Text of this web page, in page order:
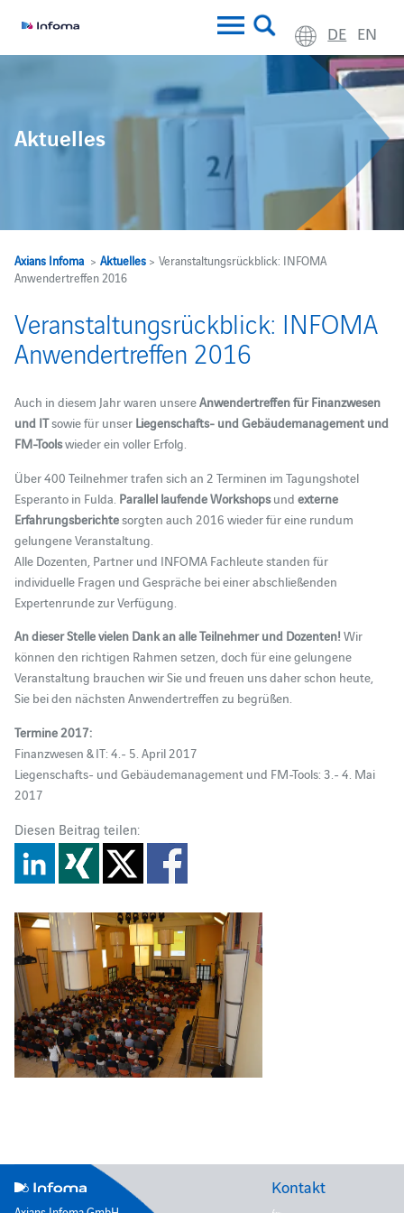
DE EN
Aktuelles
Axians Infoma> Aktuelles> Veranstaltungsrückblick: INFOMA
Anwendertreffen 2016
Veranstaltungsrückblick: INFOMA
Anwendertreffen 2016
Auch in diesem Jahr waren unsereAnwendertreffen für Finanzwesen
und ITsowie für unser Liegenschafts- und Gebäudemanagement und
FM-Toolswieder ein voller Erfolg.
Über 400 Teilnehmer trafen sich an 2 Terminen im Tagungshotel
Esperanto in Fulda. Parallel laufende Workshopsund externe
Erfahrungsberichtesorgten auch 2016 wieder für eine rundum
gelungene Veranstaltung.
Alle Dozenten, Partner und INFOMA Fachleute standen für
individuelle Fragen und Gespräche bei einer abschließenden
Expertenrunde zur Verfügung.
An dieser Stelle vielen Dank an alle Teilnehmer und Dozenten! Wir
können den richtigen Rahmen setzen, doch für eine gelungene
Veranstaltung brauchen wir Sie und freuen uns daher schon heute,
Sie bei den nächsten Anwendertreffen zu begrüßen.
Termine 2017:
Finanzwesen & IT: 4.- 5. April 2017
Liegenschafts- und Gebäudemanagement und FM-Tools: 3.- 4. Mai
2017
Diesen Beitrag teilen:
Kontakt